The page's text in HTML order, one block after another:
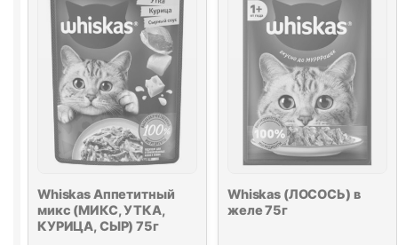
75г
Whiskas Аппетитный
микс (МИКС, УТКА,
КУРИЦА, СЫР) 75г
Whiskas (ЛОСОСЬ) в
желе 75г